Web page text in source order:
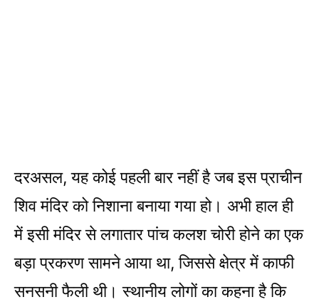
दरअसल, यह कोई पहली बार नहीं है जब इस प्राचीन
शिव मंदिर को निशाना बनाया गया हो। अभी हाल ही
में इसी मंदिर से लगातार पांच कलश चोरी होने का एक
बड़ा प्रकरण सामने आया था, जिससे क्षेत्र में काफी
सनसनी फैली थी। स्थानीय लोगों का कहना है कि